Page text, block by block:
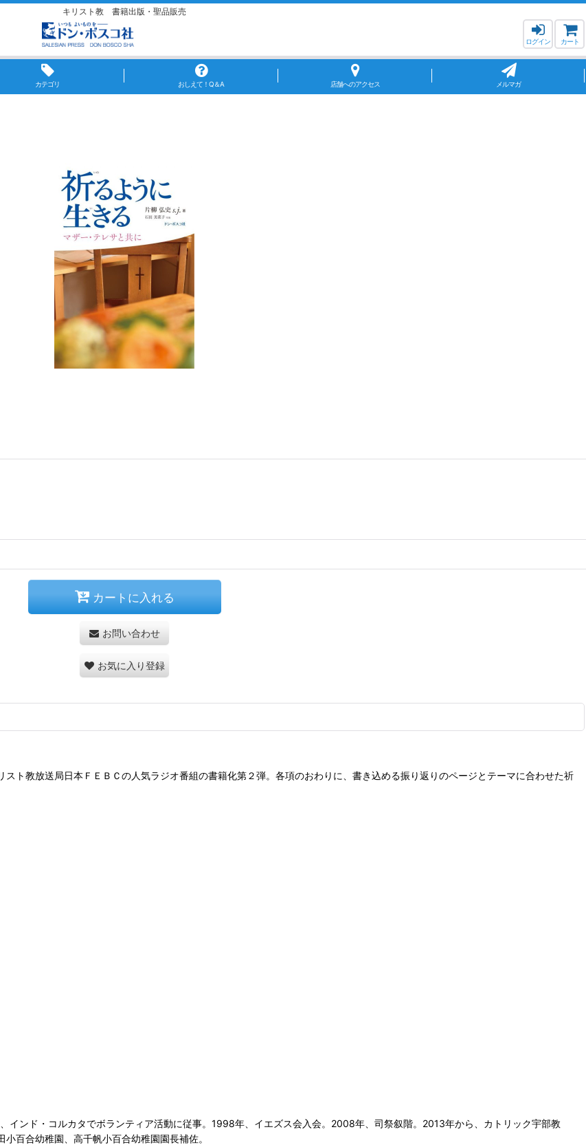
キリスト教 書籍出版・聖品販売
ログイン カート
カテゴリ おしえて！Q＆A 店舗へのアクセス メルマガ
カートに入れる
お問い合わせ
お気に入り登録
ト教放送局日本ＦＥＢＣの人気ラジオ番組の書籍化第２弾。各項のおわりに、書き込める振り返りのページとテーマに合わせた祈
ンド・コルカタでボランティア活動に従事。1998年、イエズス会入会。2008年、司祭叙階。2013年から、カトリック宇部教
百合幼稚園、高千帆小百合幼稚園園長補佐。